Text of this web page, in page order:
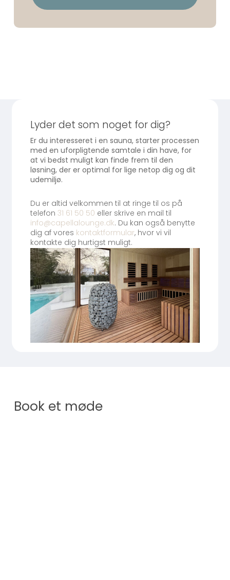
field
Lyder det som noget for dig?
Er du interesseret i en sauna, starter processen
med en uforpligtende samtale i din have, for
at vi bedst muligt kan finde frem til den
løsning, der er optimal for lige netop dig og dit
udemiljø.
Du er altid velkommen til at ringe til os på
telefon 31 61 50 50 eller skrive en mail til
info@capellalounge.dk. Du kan også benytte
dig af vores kontaktformular, hvor vi vil
kontakte dig hurtigst muligt.
Book et møde